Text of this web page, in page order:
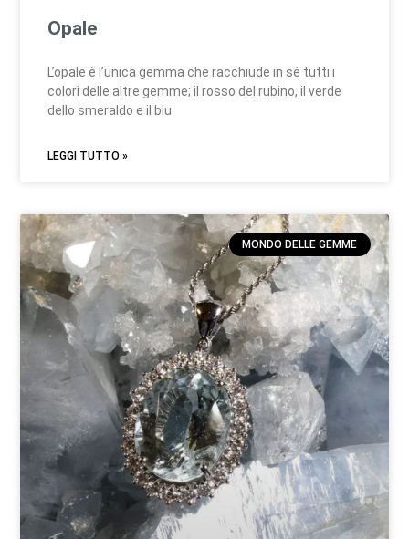
Opale
L’opale è l’unica gemma che racchiude in sé tutti i
colori delle altre gemme; il rosso del rubino, il verde
dello smeraldo e il blu
LEGGI TUTTO »
MONDO DELLE GEMME